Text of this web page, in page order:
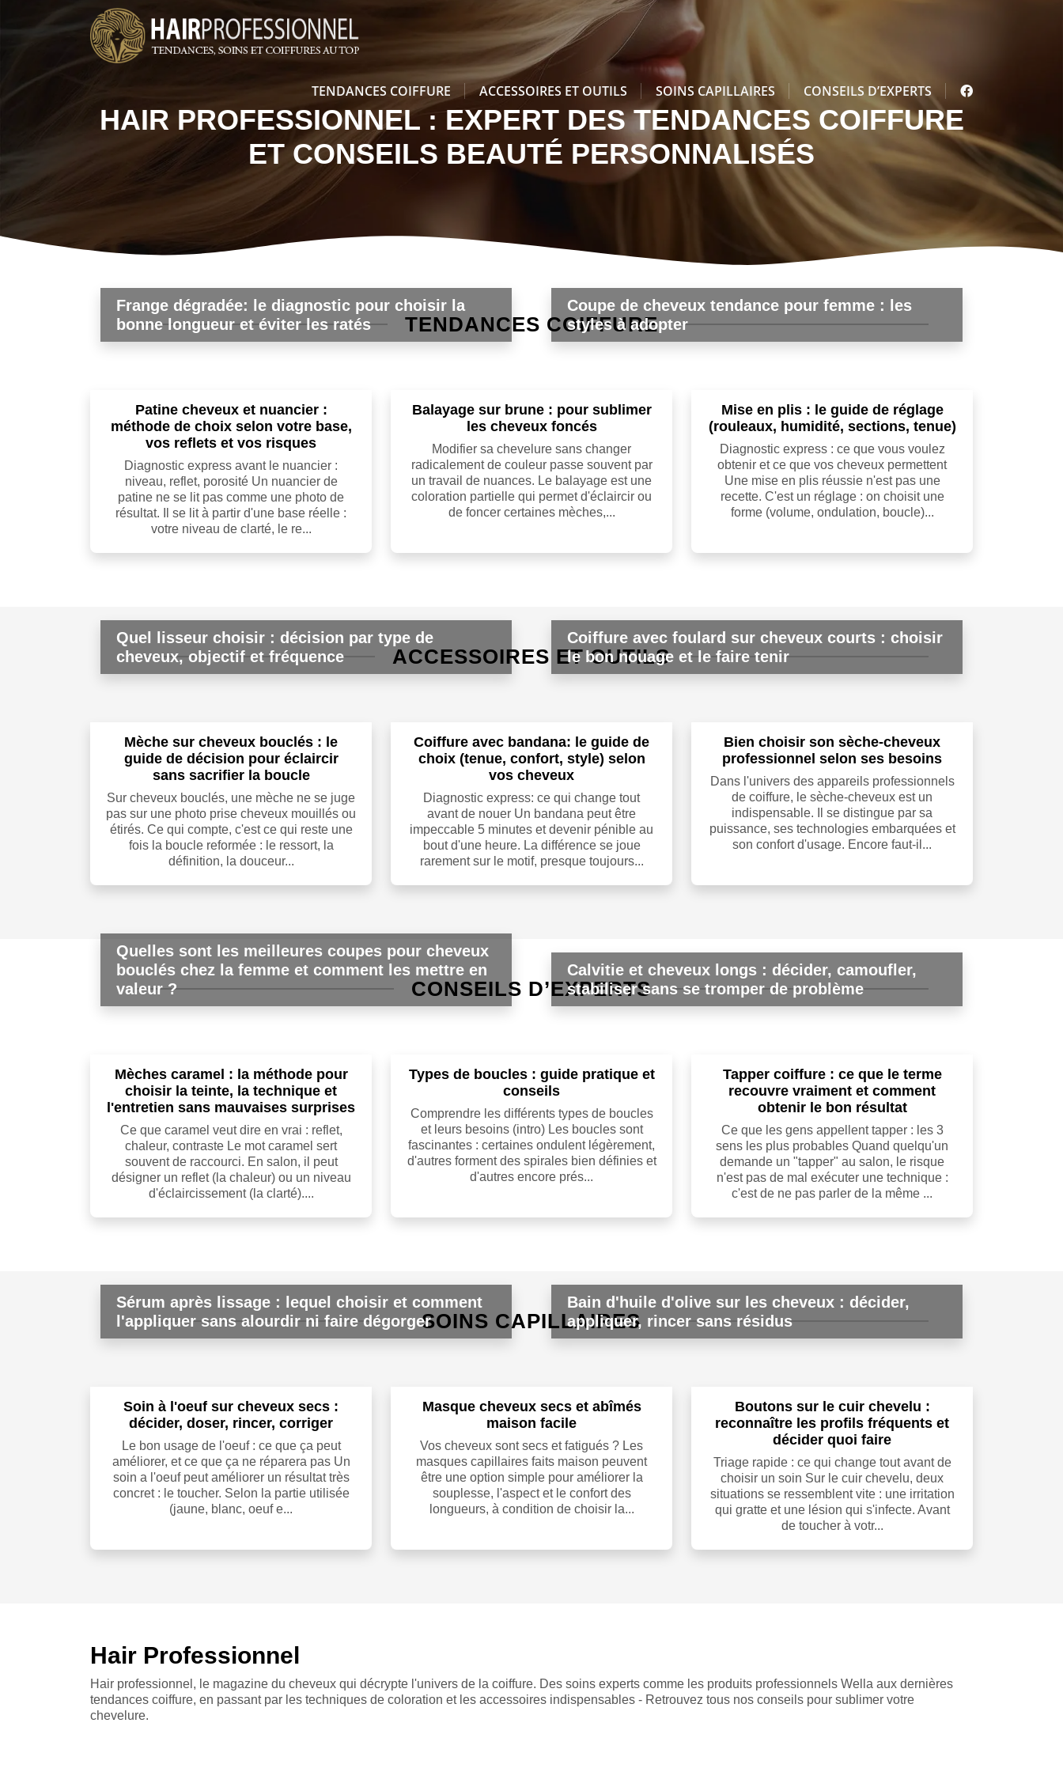
TENDANCES COIFFURE ACCESSOIRES ET OUTILS SOINS CAPILLAIRES CONSEILS D’EXPERTS
HAIR PROFESSIONNEL : EXPERT DES TENDANCES COIFFURE
ET CONSEILS BEAUTÉ PERSONNALISÉS
Tendances Coiffure
Comment bien choisir ses produits capillaires
professionnels selon son type de cheveux ?
Accessoires et Outils
Sèche-cheveux professionnel : à partir de quel
budget l'investissement devient-il rentable ?
Les 6
TENDANCES COIFFURE
Frange dégradée: le diagnostic pour choisir la
bonne longueur et éviter les ratés
Coupe de cheveux tendance pour femme : les
styles à adopter
Patine cheveux et nuancier :
méthode de choix selon votre base,
vos reflets et vos risques
Diagnostic express avant le nuancier :
niveau, reflet, porosité Un nuancier de
patine ne se lit pas comme une photo de
résultat. Il se lit à partir d'une base réelle :
votre niveau de clarté, le re...
Balayage sur brune : pour sublimer
les cheveux foncés
Modifier sa chevelure sans changer
radicalement de couleur passe souvent par
un travail de nuances. Le balayage est une
coloration partielle qui permet d'éclaircir ou
de foncer certaines mèches,...
Mise en plis : le guide de réglage
(rouleaux, humidité, sections, tenue)
Diagnostic express : ce que vous voulez
obtenir et ce que vos cheveux permettent
Une mise en plis réussie n'est pas une
recette. C'est un réglage : on choisit une
forme (volume, ondulation, boucle)...
ACCESSOIRES ET OUTILS
Quel lisseur choisir : décision par type de
cheveux, objectif et fréquence
Coiffure avec foulard sur cheveux courts : choisir
le bon nouage et le faire tenir
Mèche sur cheveux bouclés : le
guide de décision pour éclaircir
sans sacrifier la boucle
Sur cheveux bouclés, une mèche ne se juge
pas sur une photo prise cheveux mouillés ou
étirés. Ce qui compte, c'est ce qui reste une
fois la boucle reformée : le ressort, la
définition, la douceur...
Coiffure avec bandana: le guide de
choix (tenue, confort, style) selon
vos cheveux
Diagnostic express: ce qui change tout
avant de nouer Un bandana peut être
impeccable 5 minutes et devenir pénible au
bout d'une heure. La différence se joue
rarement sur le motif, presque toujours...
Bien choisir son sèche-cheveux
professionnel selon ses besoins
Dans l'univers des appareils professionnels
de coiffure, le sèche-cheveux est un
indispensable. Il se distingue par sa
puissance, ses technologies embarquées et
son confort d'usage. Encore faut-il...
CONSEILS D’EXPERTS
Quelles sont les meilleures coupes pour cheveux
bouclés chez la femme et comment les mettre en
valeur ?
Calvitie et cheveux longs : décider, camoufler,
stabiliser sans se tromper de problème
Mèches caramel : la méthode pour
choisir la teinte, la technique et
l'entretien sans mauvaises surprises
Ce que caramel veut dire en vrai : reflet,
chaleur, contraste Le mot caramel sert
souvent de raccourci. En salon, il peut
désigner un reflet (la chaleur) ou un niveau
d'éclaircissement (la clarté)....
Types de boucles : guide pratique et
conseils
Comprendre les différents types de boucles
et leurs besoins (intro) Les boucles sont
fascinantes : certaines ondulent légèrement,
d'autres forment des spirales bien définies et
d'autres encore prés...
Tapper coiffure : ce que le terme
recouvre vraiment et comment
obtenir le bon résultat
Ce que les gens appellent tapper : les 3
sens les plus probables Quand quelqu'un
demande un "tapper" au salon, le risque
n'est pas de mal exécuter une technique :
c'est de ne pas parler de la même ...
SOINS CAPILLAIRES
Sérum après lissage : lequel choisir et comment
l'appliquer sans alourdir ni faire dégorger
Bain d'huile d'olive sur les cheveux : décider,
appliquer, rincer sans résidus
Soin à l'oeuf sur cheveux secs :
décider, doser, rincer, corriger
Le bon usage de l'oeuf : ce que ça peut
améliorer, et ce que ça ne réparera pas Un
soin a l'oeuf peut améliorer un résultat très
concret : le toucher. Selon la partie utilisée
(jaune, blanc, oeuf e...
Masque cheveux secs et abîmés
maison facile
Vos cheveux sont secs et fatigués ? Les
masques capillaires faits maison peuvent
être une option simple pour améliorer la
souplesse, l'aspect et le confort des
longueurs, à condition de choisir la...
Boutons sur le cuir chevelu :
reconnaître les profils fréquents et
décider quoi faire
Triage rapide : ce qui change tout avant de
choisir un soin Sur le cuir chevelu, deux
situations se ressemblent vite : une irritation
qui gratte et une lésion qui s'infecte. Avant
de toucher à votr...
Hair Professionnel
Hair professionnel, le magazine du cheveux qui décrypte l'univers de la coiffure. Des soins experts comme les produits professionnels Wella aux dernières
tendances coiffure, en passant par les techniques de coloration et les accessoires indispensables - Retrouvez tous nos conseils pour sublimer votre
chevelure.